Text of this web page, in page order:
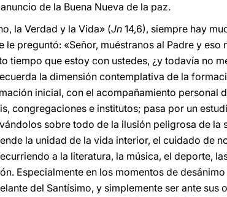
de la Buena Nueva de la paz.
la Verdad y la Vida» (Jn 14,6), siempre hay
preguntó: «Señor, muéstranos al Padre y eso
tiempo que estoy con ustedes, ¿y todavía no
la dimensión contemplativa de la
inicial, con el acompañamiento personal
congregaciones e institutos; pasa por un
sobre todo de la ilusión peligrosa de la
la unidad de la vida interior, el cuidado de
a la literatura, la música, el deporte,
Especialmente en los momentos de desánimo
del Santísimo, y simplemente ser ante sus